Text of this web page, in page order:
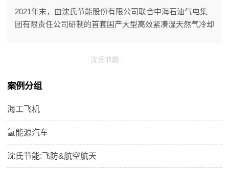
2021年末，由沈氏节能股份有限公司联合中海石油气电集
团有限责任公司研制的首套国产大型高效紧凑湿天然气冷却
CEPA平台。标志着杭州沈氏在海工领域的大型印刷板式换
沈氏节能:
案例分组
海工飞机
氢能源汽车
沈氏节能:飞防&航空航天